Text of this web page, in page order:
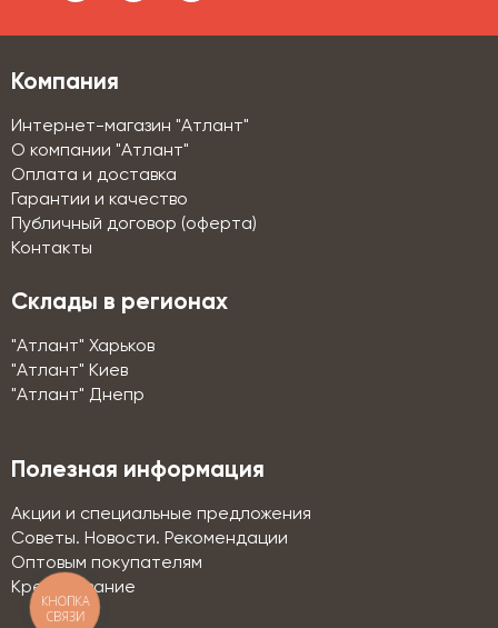
Компания
Интернет-магазин "Атлант"
О компании "Атлант"
Оплата и доставка
Гарантии и качество
Публичный договор (оферта)
Контакты
Склады в регионах
"Атлант" Харьков
"Атлант" Киев
"Атлант" Днепр
Полезная информация
Акции и специальные предложения
Советы. Новости. Рекомендации
Оптовым покупателям
Кредитование
КНОПКА
СВЯЗИ